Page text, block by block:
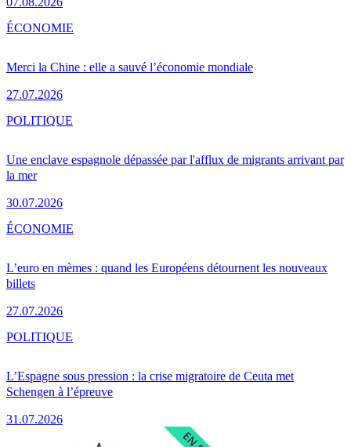
Merci la Chine : elle a sauvé l’économie mondiale
27.07.2026
ÉCONOMIE
Une enclave espagnole dépassée par l'afflux de migrants arrivant par
la mer
30.07.2026
POLITIQUE
L’euro en mèmes : quand les Européens détournent les nouveaux
billets
27.07.2026
ÉCONOMIE
L’Espagne sous pression : la crise migratoire de Ceuta met
Schengen à l’épreuve
31.07.2026
POLITIQUE